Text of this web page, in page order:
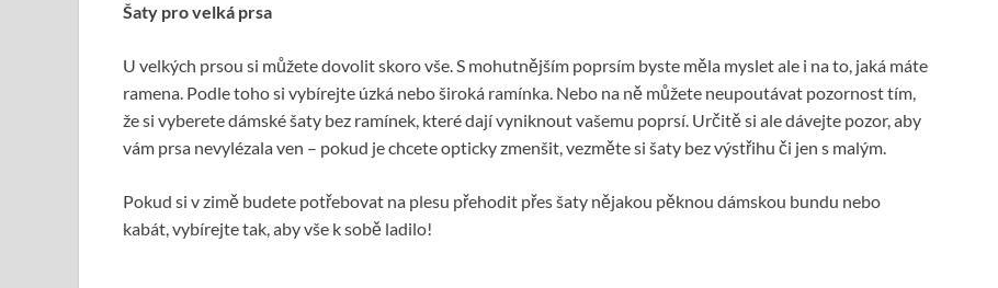
Šaty pro velká prsa
U velkých prsou si můžete dovolit skoro vše. S mohutnějším poprsím byste měla myslet ale i na to, jaká máte
ramena. Podle toho si vybírejte úzká nebo široká ramínka. Nebo na ně můžete neupoutávat pozornost tím,
že si vyberetedámské šaty bez ramínek, které dají vyniknout vašemu poprsí. Určitě si ale dávejte pozor, aby
vám prsa nevylézala ven – pokud je chcete opticky zmenšit, vezměte si šaty bez výstřihu či jen s malým.
Pokud si v zimě budete potřebovat na plesu přehodit přes šaty nějakou pěknou dámskou bundu nebo
kabát, vybírejte tak, aby vše k sobě ladilo!